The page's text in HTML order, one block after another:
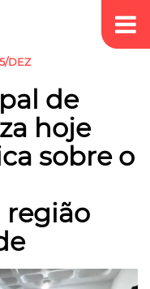
DEZ
de
hoje
sobre o
região